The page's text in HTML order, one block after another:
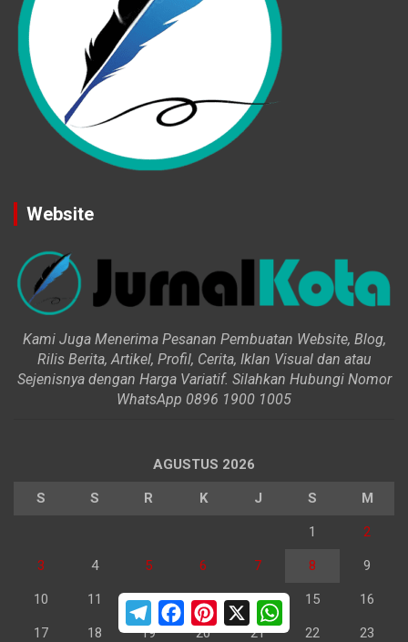
Website
Kami Juga Menerima Pesanan Pembuatan Website, Blog,
Rilis Berita, Artikel, Profil, Cerita, Iklan Visual dan atau
Sejenisnya dengan Harga Variatif. Silahkan Hubungi Nomor
WhatsApp 0896 1900 1005
AGUSTUS 2026
S S R K J S M
1 2
3 4 5 6 7 8 9
10 11 12 13 14 15 16
17 18 19 20 21 22 23
T
l
c
P
n
X
a